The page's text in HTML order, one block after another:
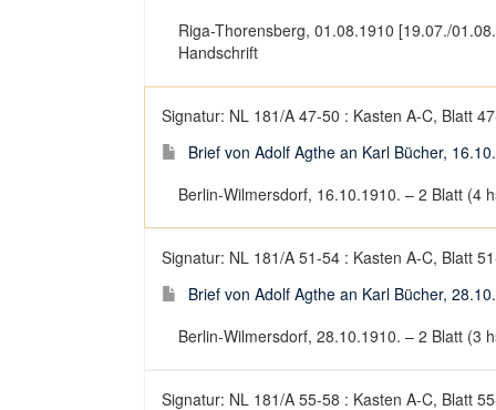
Riga-Thorensberg, 01.08.1910 [19.07./
Handschrift
Signatur: NL 181/A 47-50 : Kasten A-C, Blatt
Brief von Adolf Agthe an Karl Bücher,
Berlin-Wilmersdorf, 16.10.1910. – 2 Blatt (4
Signatur: NL 181/A 51-54 : Kasten A-C, Blatt
Brief von Adolf Agthe an Karl Bücher,
Berlin-Wilmersdorf, 28.10.1910. – 2 Blatt (3
Signatur: NL 181/A 55-58 : Kasten A-C, Blatt